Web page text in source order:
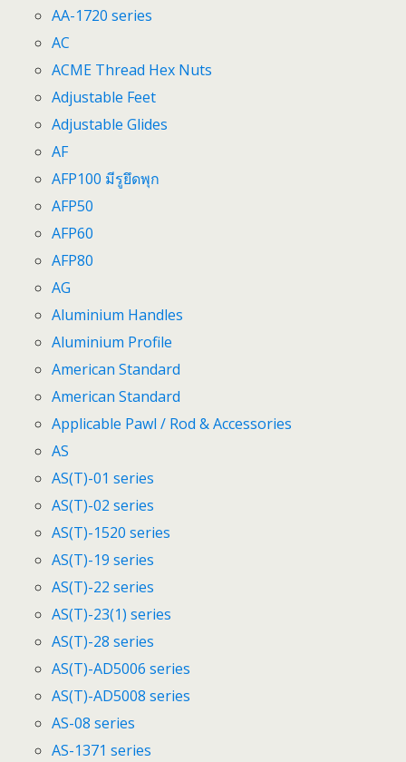
AA-1720 series
AC
ACME Thread Hex Nuts
Adjustable Feet
Adjustable Glides
AF
AFP100 มีรูยึดพุก
AFP50
AFP60
AFP80
AG
Aluminium Handles
Aluminium Profile
American Standard
American Standard
Applicable Pawl / Rod & Accessories
AS
AS(T)-01 series
AS(T)-02 series
AS(T)-1520 series
AS(T)-19 series
AS(T)-22 series
AS(T)-23(1) series
AS(T)-28 series
AS(T)-AD5006 series
AS(T)-AD5008 series
AS-08 series
AS-1371 series